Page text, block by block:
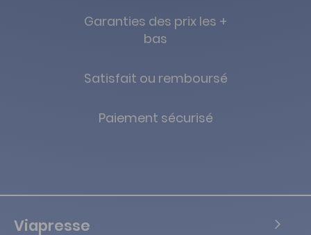
Garanties des prix les +
bas
Satisfait ou remboursé
Paiement sécurisé
Viapresse